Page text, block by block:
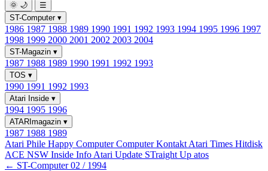
🌞 🌙
☰
ST-Computer ▾
1986 1987 1988 1989 1990 1991 1992 1993 1994 1995 1996 1997
1998 1999 2000 2001 2002 2003 2004
ST-Magazin ▾
1987 1988 1989 1990 1991 1992 1993
TOS ▾
1990 1991 1992 1993
Atari Inside ▾
1994 1995 1996
ATARImagazin ▾
1987 1988 1989
Atari Phile Happy ComputerComputer Kontakt Atari Times Hitdisk
ACE NSW Inside Info Atari Update STraight Up atos
← ST-Computer 02 / 1994